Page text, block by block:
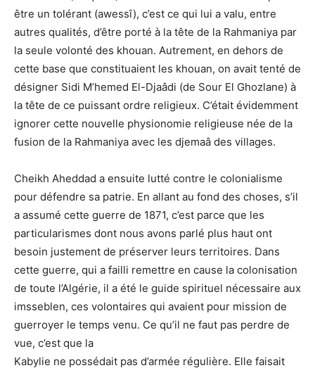
être un tolérant (awessî), c’est ce qui lui a valu, entre
autres qualités, d’être porté à la tête de la Rahmaniya par
la seule volonté des khouan. Autrement, en dehors de
cette base que constituaient les khouan, on avait tenté de
désigner Sidi M’hemed El-Djaâdi (de Sour El Ghozlane) à
la tête de ce puissant ordre religieux. C’était évidemment
ignorer cette nouvelle physionomie religieuse née de la
fusion de la Rahmaniya avec les djemaâ des villages.
Cheikh Aheddad a ensuite lutté contre le colonialisme
pour défendre sa patrie. En allant au fond des choses, s’il
a assumé cette guerre de 1871, c’est parce que les
particularismes dont nous avons parlé plus haut ont
besoin justement de préserver leurs territoires. Dans
cette guerre, qui a failli remettre en cause la colonisation
de toute l’Algérie, il a été le guide spirituel nécessaire aux
imsseblen, ces volontaires qui avaient pour mission de
guerroyer le temps venu. Ce qu’il ne faut pas perdre de
vue, c’est que la
Kabylie ne possédait pas d’armée régulière. Elle faisait